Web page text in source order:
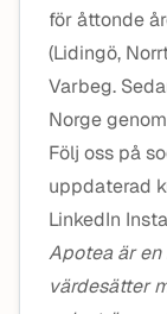
för åttonde
(Lidingö,
Varbeg.
Norge
Följ oss på
uppdaterad
LinkedIn
Apotea är
värdesätter